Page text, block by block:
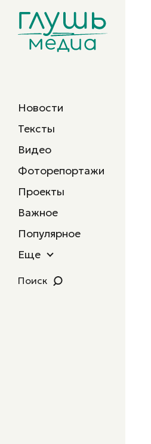
Новости
Тексты
Видео
Фоторепортажи
Проекты
Важное
Популярное
Еще
Поиск